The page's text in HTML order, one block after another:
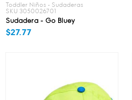
Toddler Niños • Sudaderas
SKU 3050026701
Sudadera - Go Bluey
$27.77